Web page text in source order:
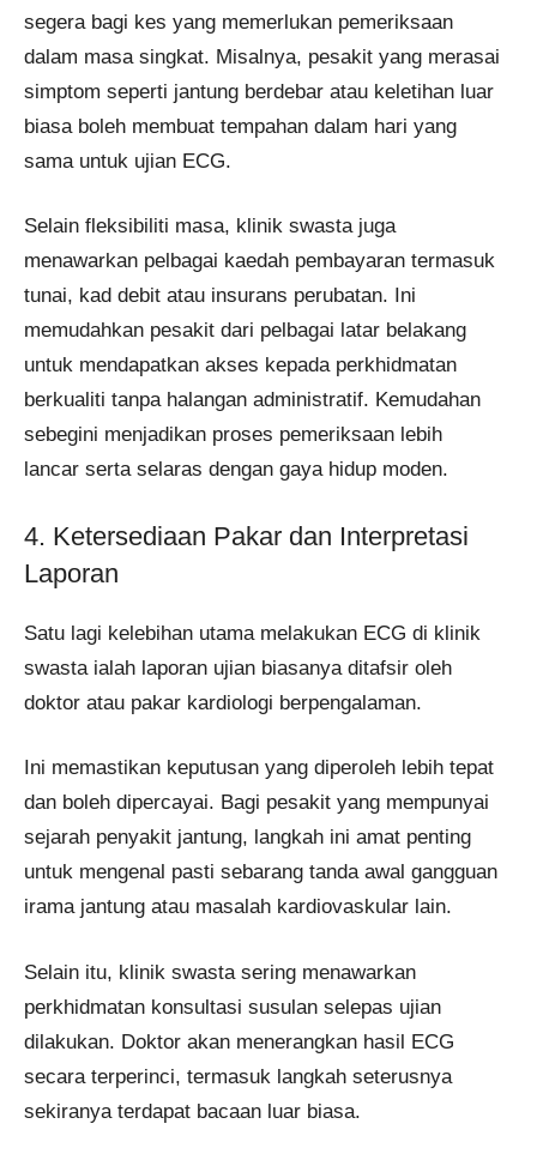
segera bagi kes yang memerlukan pemeriksaan
dalam masa singkat. Misalnya, pesakit yang merasai
simptom seperti jantung berdebar atau keletihan luar
biasa boleh membuat tempahan dalam hari yang
sama untuk ujian ECG.
Selain fleksibiliti masa, klinik swasta juga
menawarkan pelbagai kaedah pembayaran termasuk
tunai, kad debit atau insurans perubatan. Ini
memudahkan pesakit dari pelbagai latar belakang
untuk mendapatkan akses kepada perkhidmatan
berkualiti tanpa halangan administratif. Kemudahan
sebegini menjadikan proses pemeriksaan lebih
lancar serta selaras dengan gaya hidup moden.
4. Ketersediaan Pakar dan Interpretasi
Laporan
Satu lagi kelebihan utama melakukan ECG di klinik
swasta ialah laporan ujian biasanya ditafsir oleh
doktor atau pakar kardiologi berpengalaman.
Ini memastikan keputusan yang diperoleh lebih tepat
dan boleh dipercayai. Bagi pesakit yang mempunyai
sejarah penyakit jantung, langkah ini amat penting
untuk mengenal pasti sebarang tanda awal gangguan
irama jantung atau masalah kardiovaskular lain.
Selain itu, klinik swasta sering menawarkan
perkhidmatan konsultasi susulan selepas ujian
dilakukan. Doktor akan menerangkan hasil ECG
secara terperinci, termasuk langkah seterusnya
sekiranya terdapat bacaan luar biasa.